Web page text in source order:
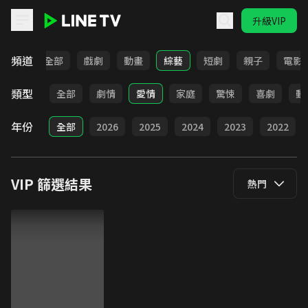
升級VIP
頻道 全部 戲劇 動畫 綜藝 短劇 親子 電影
類型 全部 劇情 愛情 家庭 驚悚 喜劇 動
年份 全部 2026 2025 2024 2023 2022
VIP 篩選結果 熱門